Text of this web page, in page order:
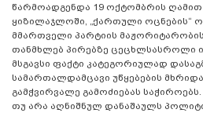
წარმოადგენდა 19 ოქტომბრის
ყიზილაჯლოში, „ქართული ოცნების“
მმართველი პარტიის
თანმხლებ პირებზე ცეცხლსასროლი
მსგავსი ფაქტი კატეგორიულად
სამართალდამცავი უწყებების
გამჭვირვალე გამოძიებას
თუ არა აღნიშნულ დანაშაულს